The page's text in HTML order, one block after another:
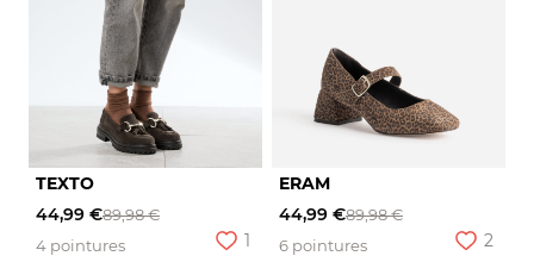
TEXTO
44,99 €89,98 €
4 pointures
1
ERAM
44,99 €89,98 €
6 pointures
2